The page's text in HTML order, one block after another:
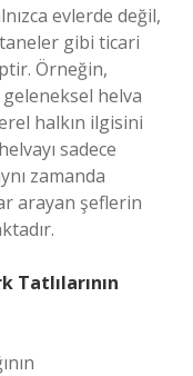
evlerde değil,
gibi ticari
Örneğin,
helva
halkın ilgisini
sadece
zamanda
arayan şeflerin
Tatlılarının